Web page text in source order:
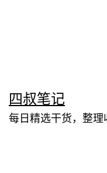
至
内
四叔笔记
每日精选干货，整理